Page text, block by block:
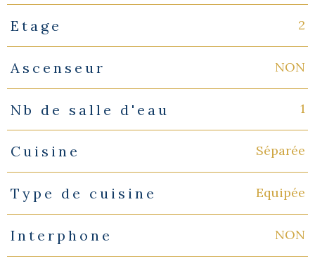
Etage 2
Ascenseur NON
Nb de salle d'eau 1
Cuisine Séparée
Type de cuisine Equipée
Interphone NON